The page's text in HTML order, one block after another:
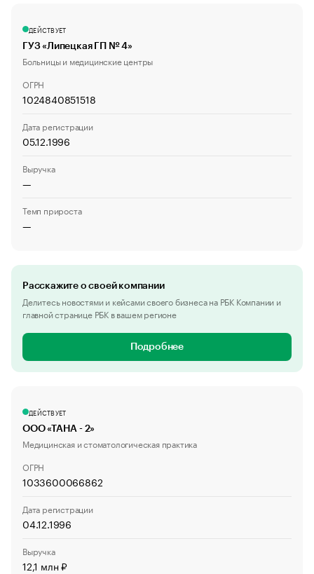
ДЕЙСТВУЕТ
ГУЗ «Липецкая ГП № 4»
Больницы и медицинские центры
ОГРН
1024840851518
Дата регистрации
05.12.1996
Выручка
—
Темп прироста
—
Расскажите о своей компании
Делитесь новостями и кейсами своего бизнеса на РБК Компании и
главной странице РБК в вашем регионе
Подробнее
ДЕЙСТВУЕТ
ООО «ТАНА - 2»
Медицинская и стоматологическая практика
ОГРН
1033600066862
Дата регистрации
04.12.1996
Выручка
12,1 млн ₽